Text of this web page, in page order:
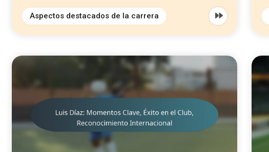
Aspectos destacados de la carrera